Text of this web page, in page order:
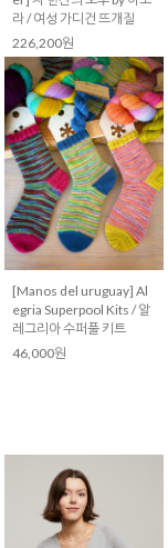
라 / 여성 가디건 뜨개질
226,200원
[Manos del uruguay] Al
egria Superpool Kits / 알
레그리아 수퍼풀 키트
46,000원